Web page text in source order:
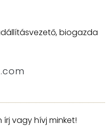
biogazda
vagy hívj minket!